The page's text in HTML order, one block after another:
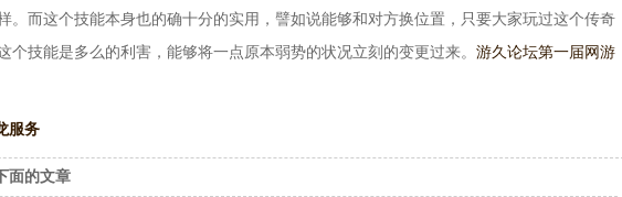
。而这个技能本身也的确十分的实用，譬如说能够和对方换位置，只要大家玩过这个传奇
个技能是多么的利害，能够将一点原本弱势的状况立刻的变更过来。 游久论坛第一届网游
服务
面的文章